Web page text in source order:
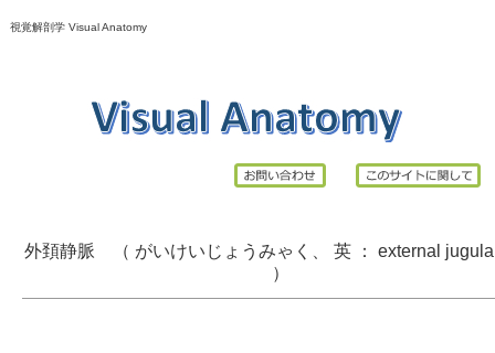
視覚解剖学 Visual Anatomy
外頚静脈 （ がいけいじょうみゃく、 英 ： external
）